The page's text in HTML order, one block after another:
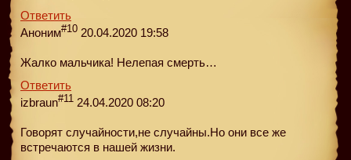
Ответить
Аноним#10 20.04.2020 19:58
Жалко мальчика! Нелепая смерть…
Ответить
izbraun#11 24.04.2020 08:20
Говорят случайности,не случайны.Но они все же
встречаются в нашей жизни.